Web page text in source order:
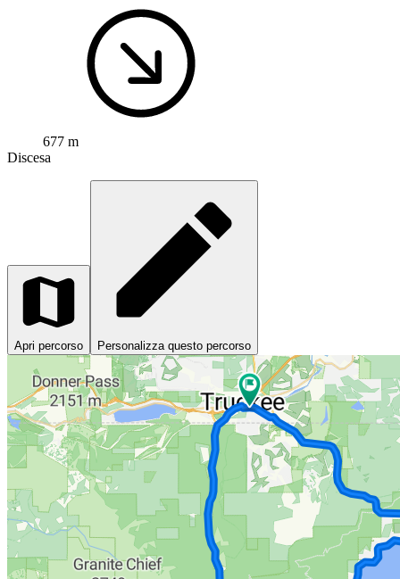
677 m
Discesa
Apri percorso Personalizza questo percorso